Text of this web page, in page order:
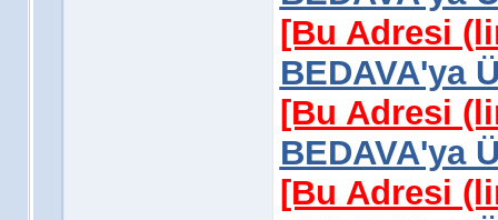
[Bu Adresi
BEDAVA'ya
[Bu Adresi
BEDAVA'ya
[Bu Adresi